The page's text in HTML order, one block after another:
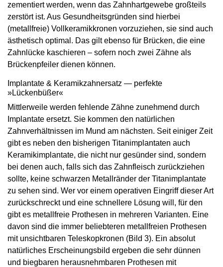
zementiert werden, wenn das Zahnhartgewebe großteils
zerstört ist. Aus Gesundheitsgründen sind hierbei
(metallfreie) Vollkeramikkronen vorzuziehen, sie sind auch
ästhetisch optimal. Das gilt ebenso für Brücken, die eine
Zahnlücke kaschieren – ­sofern noch zwei Zähne als
Brückenpfeiler dienen können.
Implantate & Keramikzahnersatz — perfekte
»Lückenbüßer«
Mittlerweile werden fehlende Zähne zunehmend durch
Implantate ersetzt. Sie kommen den natürlichen
Zahnverhältnissen im Mund am nächsten. Seit einiger Zeit
gibt es neben den bisherigen Titanimplantaten auch
Keramikimplantate, die nicht nur gesünder sind, sondern
bei denen auch, falls sich das Zahnfleisch zurückziehen
sollte, keine schwarzen Metallränder der Titanimplantate
zu sehen sind. Wer vor einem operativen Eingriff dieser Art
zurückschreckt und eine schnellere Lösung will, für den
gibt es metallfreie Prothesen in mehreren Varianten. Eine
davon sind die immer beliebteren metallfreien Prothesen
mit unsichtbaren Teleskopkronen (Bild 3). Ein absolut
natürliches Erscheinungsbild ergeben die sehr dünnen
und biegbaren herausnehmbaren Prothesen mit